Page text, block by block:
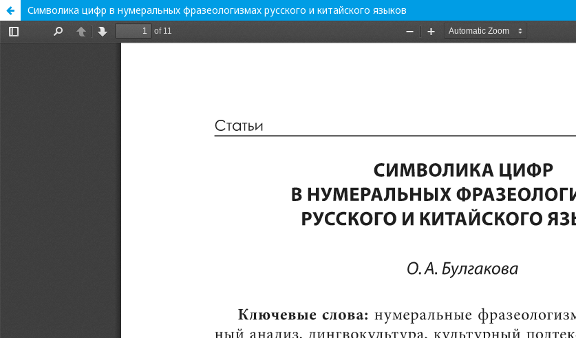
Символика цифр в нумеральных фразеологизмах русского и китайского языков